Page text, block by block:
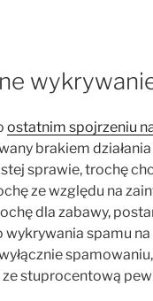
ostatnim spojrzeniu
brakiem
sprawie, trochę
ze względu na
dla zabawy,
spamu na
ze stuprocentową